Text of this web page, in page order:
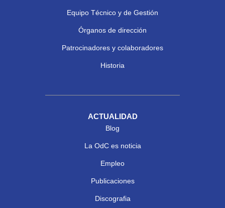
Equipo Técnico y de Gestión
Órganos de dirección
Patrocinadores y colaboradores
Historia
ACTUALIDAD
Blog
La OdC es noticia
Empleo
Publicaciones
Discografia